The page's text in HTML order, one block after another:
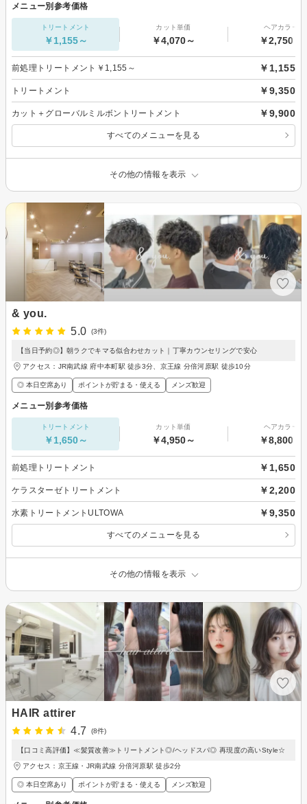
メニュー別参考価格
トリートメント
￥1,155～
カット単価
￥4,070～
ヘアカラー
￥2,750～
前処理トリートメント￥1,155～ ￥1,155
トリートメント ￥9,350
カット＋グローバルミルボントリートメント ￥9,900
すべてのメニューを見る
その他の情報を表示
& you.
5.0
(3件)
【当日予約◎】朝ラクでキマる似合わせカット｜丁寧カウンセリングで安心
アクセス：JR南武線 府中本町駅 徒歩3分、京王線 分倍河原駅 徒歩10分
◎ 本日空席あり ポイントが貯まる・使える メンズ歓迎
メニュー別参考価格
トリートメント
￥1,650～
カット単価
￥4,950～
ヘアカラー
￥8,800～
前処理トリートメント ￥1,650
ケラスターゼトリートメント ￥2,200
水素トリートメントULTOWA ￥9,350
すべてのメニューを見る
その他の情報を表示
HAIR attirer
4.7
(8件)
【口コミ高評価】≪髪質改善≫トリートメント◎/ヘッドスパ◎ 再現度の高いStyle☆
アクセス：京王線・JR南武線 分倍河原駅 徒歩2分
◎ 本日空席あり ポイントが貯まる・使える メンズ歓迎